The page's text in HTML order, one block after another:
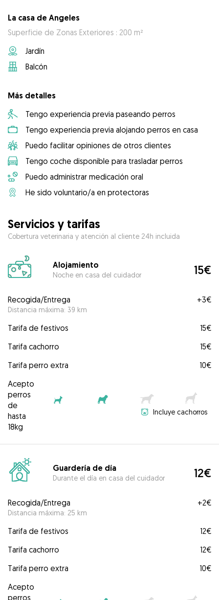
La casa de Angeles
Superficie de Zonas Exteriores : 200 m²
Jardín
Balcón
Más detalles
Tengo experiencia previa paseando perros
Tengo experiencia previa alojando perros en casa
Puedo facilitar opiniones de otros clientes
Tengo coche disponible para trasladar perros
Puedo administrar medicación oral
He sido voluntario/a en protectoras
Servicios y tarifas
Cobertura veterinaria y atención al cliente 24h incluida
Alojamiento
Noche en casa del cuidador 15€
Recogida/Entrega
Distancia máxima: 39 km
+3€
Tarifa de festivos
15€
Tarifa cachorro
15€
Tarifa perro extra
10€
Acepto
perros
de
hasta
18kg
Incluye cachorros
Guardería de día
Durante el día en casa del cuidador 12€
Recogida/Entrega
Distancia máxima: 25 km
+2€
Tarifa de festivos
12€
Tarifa cachorro
12€
Tarifa perro extra
10€
Acepto
perros